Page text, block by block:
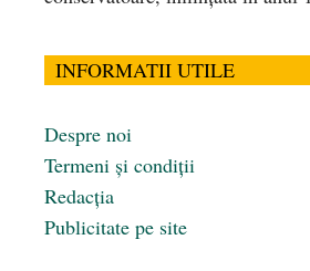
INFORMATII UTILE
Despre noi
Termeni și condiții
Redacția
Publicitate pe site